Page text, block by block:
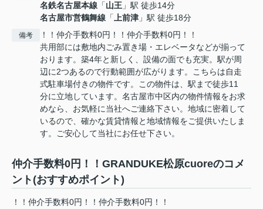
名鉄名古屋本線 「山王 」駅 徒歩14分
名古屋市営鶴舞線 「 上前津 」駅 徒歩18分
備考
！！仲介手数料0円！！仲介手数料0円！！
共用部には敷地内ごみ置き場・エレベータなどが揃って
おります。築4年と新しく、設備の面でも充実。駅が周
辺に2つあるので行動範囲が広がります。こちらは自走
式駐車場付きの物件です。この物件は、駅まで徒歩11
分に立地しています。名古屋市中区内の物件情報をお求
めなら、お気軽に当社へご連絡下さい。地域に密着して
いるので、確かな賃貸情報と地域情報をご提供いたしま
す。ご安心して当社にお任せ下さい。
仲介手数料0円！！GRANDUKE松原cuoreのコメ
ント(おすすめポイント)
！！仲介手数料0円！！仲介手数料0円！！